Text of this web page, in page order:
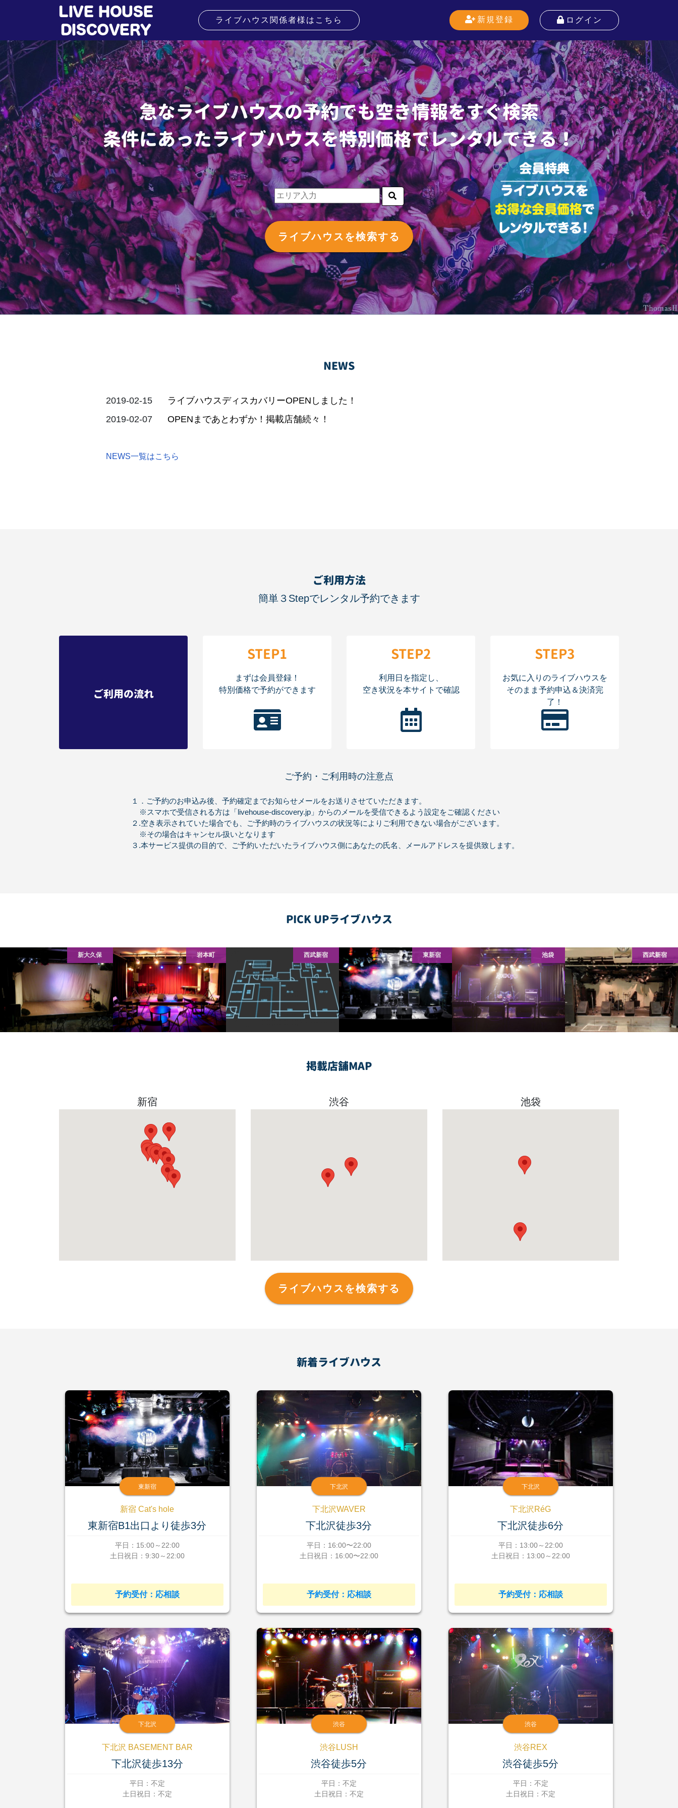
ライブハウス関係者様はこちら ログイン
新規登録
急なライブハウスの予約でも空き情報をすぐ検索
条件にあったライブハウスを特別価格でレンタルできる！
ライブハウスを検索する
NEWS
2019-02-15
ライブハウスディスカバリーOPENしました！
2019-02-07
OPENまであとわずか！掲載店舗続々！
NEWS一覧はこちら
ご利用方法
簡単３Stepでレンタル予約できます
ご利用の流れ
STEP1
まずは会員登録！
特別価格で予約ができます
STEP2
利用日を指定し、
空き状況を本サイトで確認
STEP3
お気に入りのライブハウスを
そのまま予約申込＆決済完
了！
ご予約・ご利用時の注意点
１．ご予約のお申込み後、予約確定までお知らせメールをお送りさせていただきます。
※スマホで受信される方は「livehouse-discovery.jp」からのメールを受信できるよう設定をご確認ください
２.空き表示されていた場合でも、ご予約時のライブハウスの状況等によりご利用できない場合がございます。
※その場合はキャンセル扱いとなります
３.本サービス提供の目的で、ご予約いただいたライブハウス側にあなたの氏名、メールアドレスを提供致します。
PICK UPライブハウス
新大久保 岩本町 西武新宿 東新宿 池袋 西武新宿
掲載店舗MAP
新宿 渋谷 池袋
ライブハウスを検索する
新着ライブハウス
東新宿
新宿 Cat's hole
東新宿B1出口より徒歩3分
平日：15:00～22:00
土日祝日：9:30～22:00
予約受付：応相談
下北沢
下北沢WAVER
下北沢徒歩3分
平日：16:00〜22:00
土日祝日：16:00〜22:00
予約受付：応相談
下北沢
下北沢RéG
下北沢徒歩6分
平日：13:00～22:00
土日祝日：13:00～22:00
予約受付：応相談
下北沢
下北沢 BASEMENT BAR
下北沢徒歩13分
平日：不定
土日祝日：不定
渋谷
渋谷LUSH
渋谷徒歩5分
平日：不定
土日祝日：不定
渋谷
渋谷REX
渋谷徒歩5分
平日：不定
土日祝日：不定